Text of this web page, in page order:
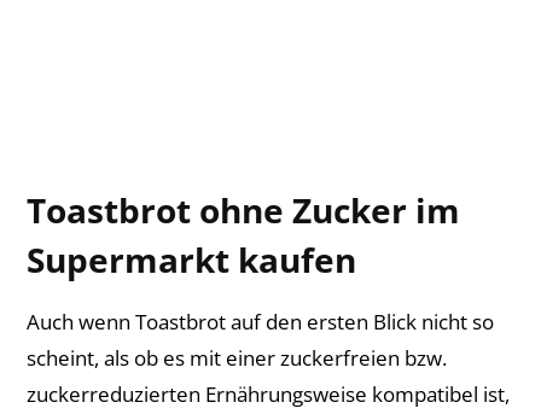
Toastbrot ohne Zucker im
Supermarkt kaufen
Auch wenn Toastbrot auf den ersten Blick nicht so
scheint, als ob es mit einer zuckerfreien bzw.
zuckerreduzierten Ernährungsweise kompatibel ist,